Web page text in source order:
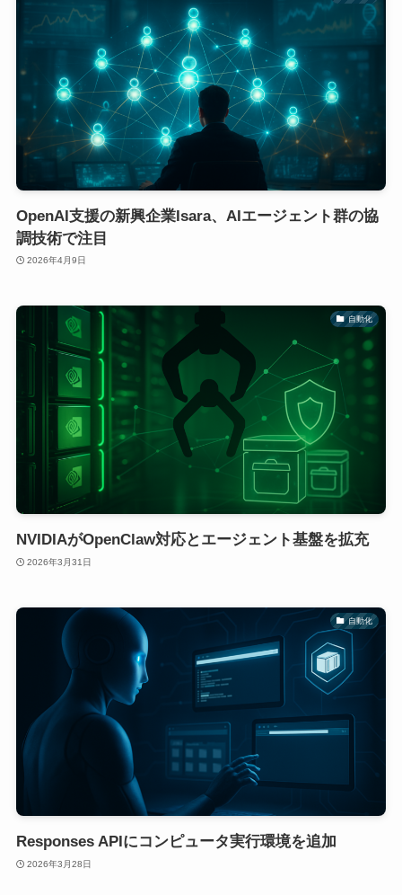
OpenAI支援の新興企業Isara、AIエージェント群の協
調技術で注目
2026年4月9日
自動化
NVIDIAがOpenClaw対応とエージェント基盤を拡充
2026年3月31日
自動化
Responses APIにコンピュータ実行環境を追加
2026年3月28日